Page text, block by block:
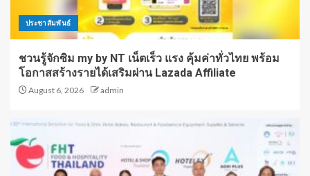
ประชาสัมพันธ์
ชวนรู้จักซิม my by NT เน็ตเร็ว แรง คุ้มค่าทั่วไทย พร้อม
โอกาสสร้างรายได้เสริมผ่าน Lazada Affiliate
August 6, 2026 admin